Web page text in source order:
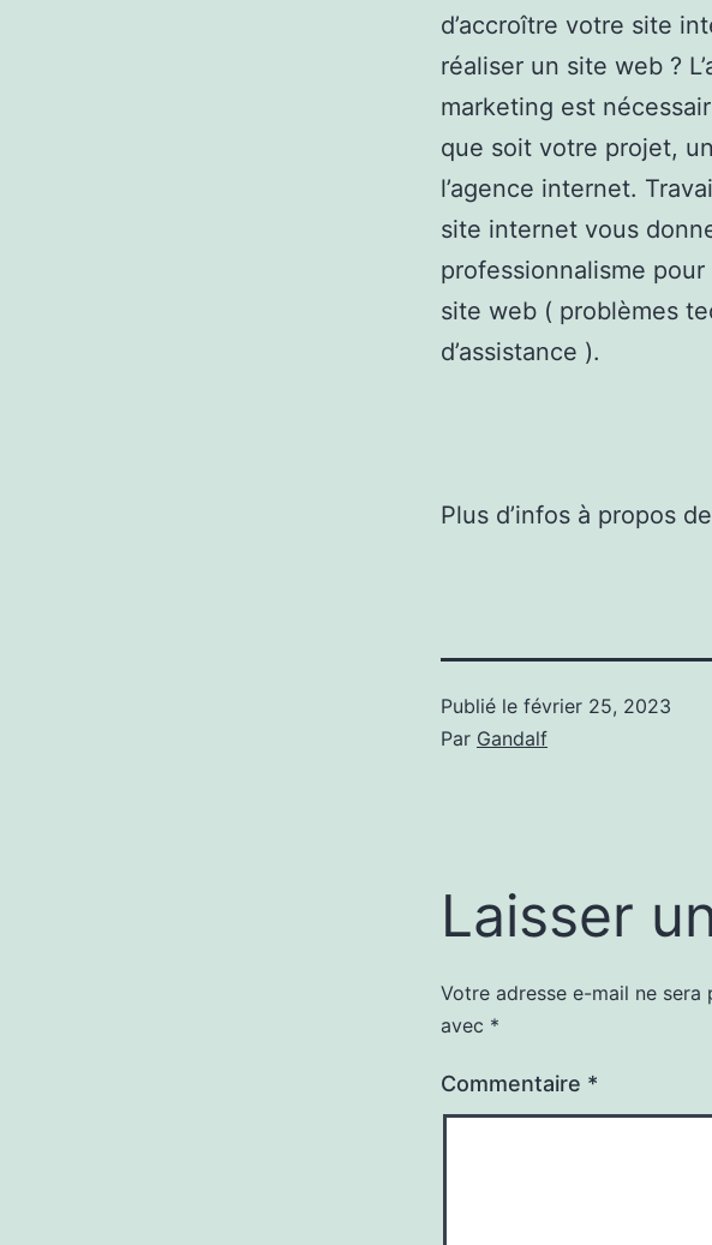
d’accroître votre site
réaliser un site web ?
marketing est
que soit votre projet,
l’agence internet.
site internet vous
professionnalisme
site web ( problèmes
d’assistance ).
Plus d’infos à propos de
Publié le février 25, 2023
Par Gandalf
Laisser
Votre adresse e-mail ne sera
avec *
Commentaire *